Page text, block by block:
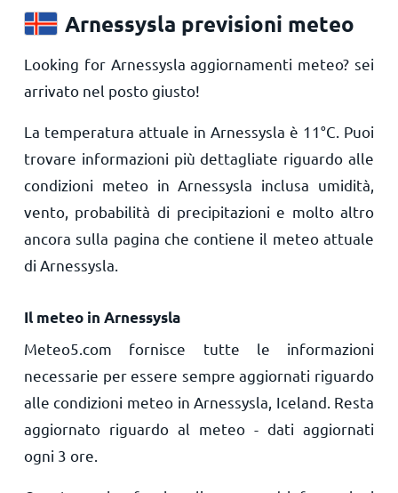
Arnessysla previsioni meteo
Looking for Arnessysla aggiornamenti meteo? sei
arrivato nel posto giusto!
La temperatura attuale in Arnessysla è 11°C . Puoi
trovare informazioni più dettagliate riguardo alle
condizioni meteo in Arnessysla inclusa umidità,
vento, probabilità di precipitazioni e molto altro
ancora sulla pagina che contiene il meteo attuale
di Arnessysla.
Il meteo in Arnessysla
Meteo5.com fornisce tutte le informazioni
necessarie per essere sempre aggiornati riguardo
alle condizioni meteo in Arnessysla, Iceland. Resta
aggiornato riguardo al meteo - dati aggiornati
ogni 3 ore.